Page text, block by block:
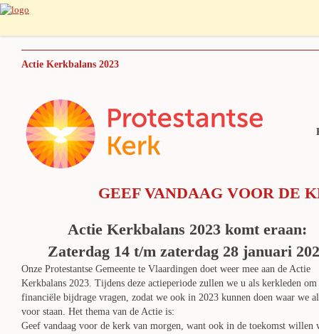
Actie Kerkbalans 2023
GEEF VANDAAG VOOR DE
Actie Kerkbalans 2023 komt eraan:
Zaterdag 14 t/m zaterdag 28 januari
Onze Protestantse Gemeente te Vlaardingen doet weer mee aan de Actie
Kerkbalans 2023. Tijdens deze actieperiode zullen we u als kerkleden om
financiële bijdrage vragen, zodat we ook in 2023 kunnen doen waar we
voor staan. Het thema van de Actie is:
Geef vandaag voor de kerk van morgen, want ook in de toekomst willen